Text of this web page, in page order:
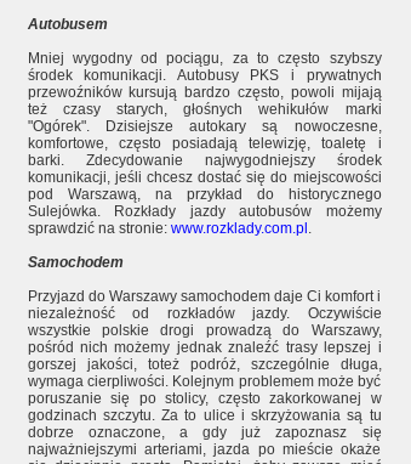
Autobusem
Mniej wygodny od pociągu, za to często szybszy
środek komunikacji. Autobusy PKS i prywatnych
przewoźników kursują bardzo często, powoli mijają
też czasy starych, głośnych wehikułów marki
"Ogórek". Dzisiejsze autokary są nowoczesne,
komfortowe, często posiadają telewizję, toaletę i
barki. Zdecydowanie najwygodniejszy środek
komunikacji, jeśli chcesz dostać się do miejscowości
pod Warszawą, na przykład do historycznego
Sulejówka. Rozkłady jazdy autobusów możemy
sprawdzić na stronie: www.rozklady.com.pl .
Samochodem
Przyjazd do Warszawy samochodem daje Ci komfort i
niezależność od rozkładów jazdy. Oczywiście
wszystkie polskie drogi prowadzą do Warszawy,
pośród nich możemy jednak znaleźć trasy lepszej i
gorszej jakości, toteż podróż, szczególnie długa,
wymaga cierpliwości. Kolejnym problemem może być
poruszanie się po stolicy, często zakorkowanej w
godzinach szczytu. Za to ulice i skrzyżowania są tu
dobrze oznaczone, a gdy już zapoznasz się
najważniejszymi arteriami, jazda po mieście okaże